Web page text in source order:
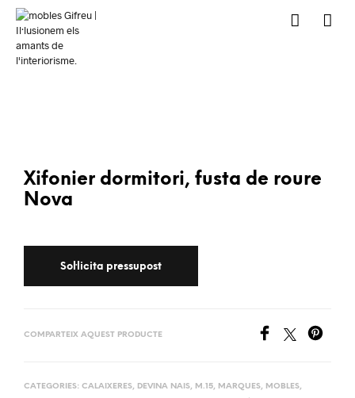
Xifonier dormitori, fusta de roure
Nova
COMPARTEIX AQUEST PRODUCTE
CATEGORIES: CALAIXERES, DEVINA NAIS, M.15, MARQUES, MOBLES,